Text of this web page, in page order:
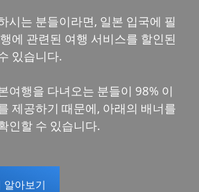
시는 분들이라면, 일본 입국에 필
에 관련된 여행 서비스를 할인된
있습니다.
여행을 다녀오는 분들이 98% 이
제공하기 때문에, 아래의 배너를
인할 수 있습니다.
알아보기